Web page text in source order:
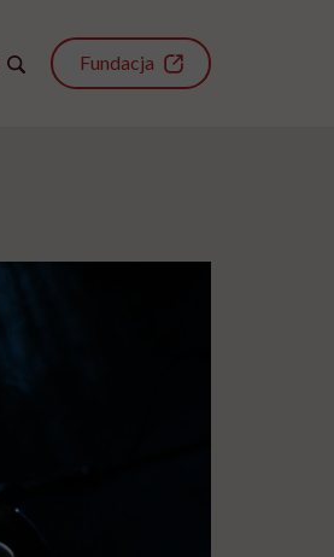
Fundacja